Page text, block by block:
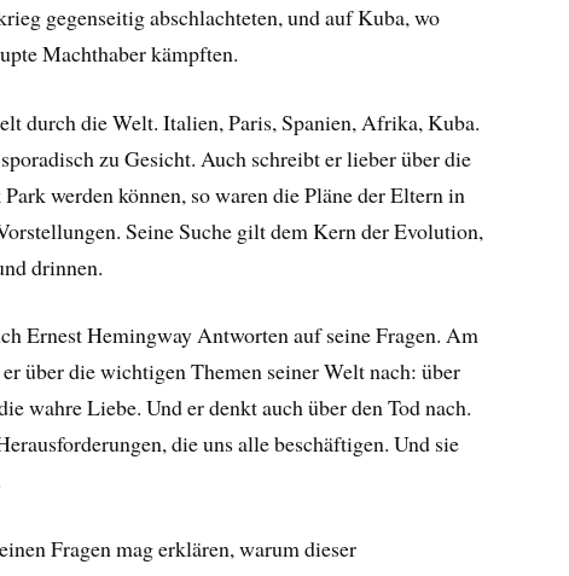
gegenseitig abschlachteten, und auf Kuba, wo
Machthaber kämpften.
durch die Welt. Italien, Paris, Spanien, Afrika, Kuba.
zu Gesicht. Auch schreibt er lieber über die
werden können, so waren die Pläne der Eltern in
Seine Suche gilt dem Kern der Evolution,
drinnen.
Ernest Hemingway Antworten auf seine Fragen. Am
über die wichtigen Themen seiner Welt nach: über
wahre Liebe. Und er denkt auch über den Tod nach.
die uns alle beschäftigen. Und sie
Fragen mag erklären, warum dieser